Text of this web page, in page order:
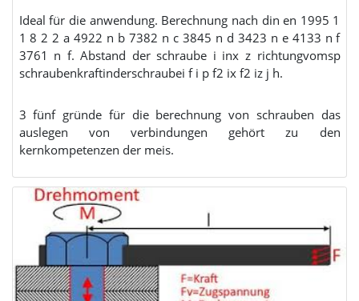
Ideal für die anwendung. Berechnung nach din en 1995 1
1 8 2 2 a 4922 n b 7382 n c 3845 n d 3423 n e 4133 n f
3761 n f. Abstand der schraube i inx z richtungvomsp
schraubenkraftinderschraubei f i p f2 ix f2 iz j h.
3 fünf gründe für die berechnung von schrauben das
auslegen von verbindungen gehört zu den
kernkompetenzen der meis.